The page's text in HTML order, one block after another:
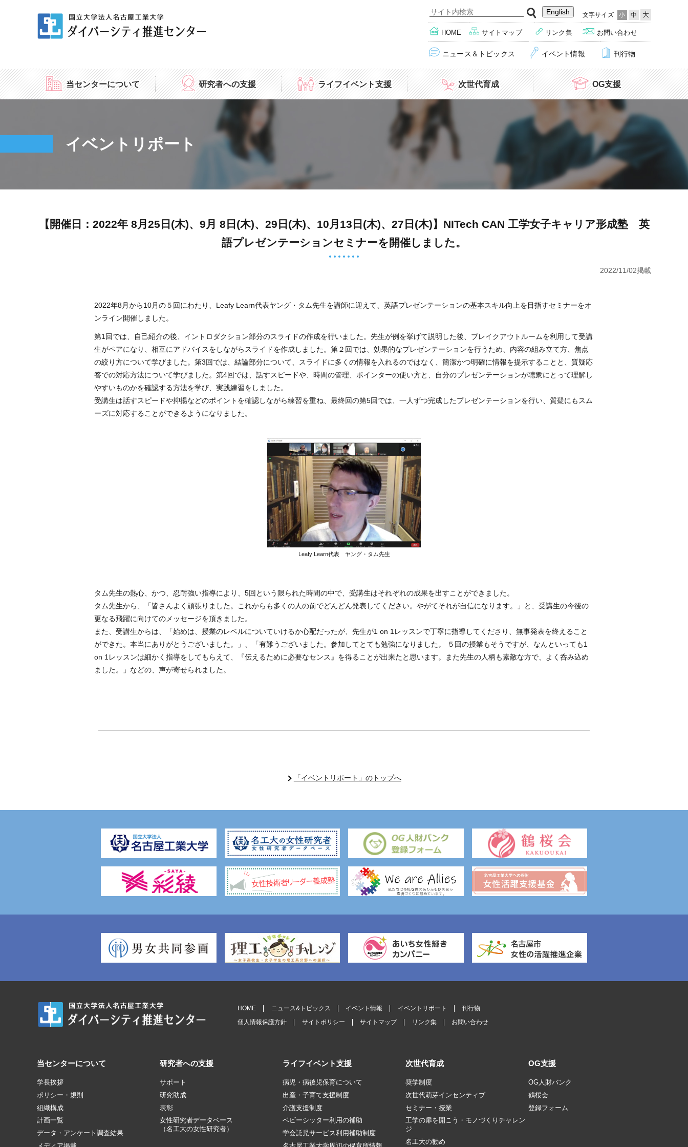
English 文字サイズ 小 中 大
HOME サイトマップ リンク集 お問い合わせ
ニュース＆トピックス イベント情報 刊行物
当センターについて 研究者への支援
（名工大の女性研究者）
ライフイベント支援 次世代育成
モノづくりチャレンジ
OG支援
イベントリポート
【開催日：2022年 8月25日(木)、9月 8日(木)、29日(木)、10月13日(木)、27日(木)】NITech CAN 工学女子キャリア形成塾 英
語プレゼンテーションセミナーを開催しました。
2022/11/02掲載
2022年8月から10月の５回にわたり、Leafy Learn代表ヤング・タム先生を講師に迎えて、英語プレゼンテーションの基本スキル向上を目指すセミナーをオ
ンライン開催しました。
第1回では、自己紹介の後、イントロダクション部分のスライドの作成を行いました。先生が例を挙げて説明した後、ブレイクアウトルームを利用して受講
生がペアになり、相互にアドバイスをしながらスライドを作成しました。第２回では、効果的なプレゼンテーションを行うため、内容の組み立て方、焦点
の絞り方について学びました。第3回では、結論部分について、スライドに多くの情報を入れるのではなく、簡潔かつ明確に情報を提示することと、質疑応
答での対応方法について学びました。第4回では、話すスピードや、時間の管理、ポインターの使い方と、自分のプレゼンテーションが聴衆にとって理解し
やすいものかを確認する方法を学び、実践練習をしました。
受講生は話すスピードや抑揚などのポイントを確認しながら練習を重ね、最終回の第5回では、一人ずつ完成したプレゼンテーションを行い、質疑にもスム
ーズに対応することができるようになりました。
Leafy Learn代表 ヤング・タム先生
タム先生の熱心、かつ、忍耐強い指導により、5回という限られた時間の中で、受講生はそれぞれの成果を出すことができました。
タム先生から、「皆さんよく頑張りました。これからも多くの人の前でどんどん発表してください。やがてそれが自信になります。」と、受講生の今後の
更なる飛躍に向けてのメッセージを頂きました。
また、受講生からは、「始めは、授業のレベルについていけるか心配だったが、先生が1 on 1レッスンで丁寧に指導してくださり、無事発表を終えること
ができた。本当にありがとうございました。」、「有難うございました。参加してとても勉強になりました。 ５回の授業もそうですが、なんといっても1
on 1レッスンは細かく指導をしてもらえて、『伝えるために必要なセンス』を得ることが出来たと思います。また先生の人柄も素敵な方で、よく呑み込め
ました。」などの、声が寄せられました。
「イベントリポート」のトップへ
HOME ニュース&トピックス イベント情報 イベントリポート
刊行物
個人情報保護方針
サイトポリシー サイトマップ リンク集 お問い合わせ
当センターについて
学長挨拶
ポリシー・規則
組織構成
計画一覧
データ・アンケート調査結果
研究者への支援
サポート
研究助成
表彰
女性研究者データベース
（名工大の女性研究者）
ライフイベント支援
病児・病後児保育について
出産・子育て支援制度
介護支援制度
ベビーシッター利用の補助
学会託児サービス利用補助制度
次世代育成
奨学制度
次世代萌芽インセンティブ
セミナー・授業
工学の扉を開こう・モノづくりチャレン
ジ
名工大の勧め
OG支援
OG人財バンク
鶴桜会
登録フォーム